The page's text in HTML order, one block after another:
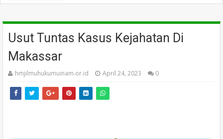
Usut Tuntas Kasus Kejahatan Di
Makassar
hmjilmuhukumuinam.or.id April 24, 2023 0